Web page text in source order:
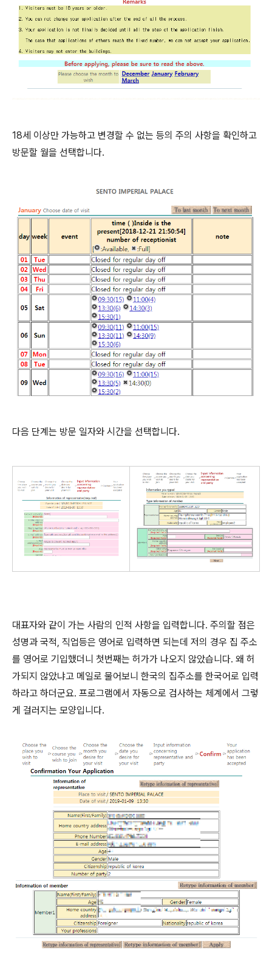
18세 이상만 가능하고 변경할 수 없는 등의 주의 사항을 확인하고
방문할 월을 선택합니다.
다음 단계는 방문 일자와 시간을 선택합니다.
대표자와 같이 가는 사람의 인적 사항을 입력합니다. 주의할 점은
성명과 국적, 직업등은 영어로 입력하면 되는데 저의 경우 집 주소
를 영어로 기입했더니 첫번째는 허가가 나오지 않았습니다. 왜 허
가되지 않았냐고 메일로 물어보니 한국의 집주소를 한국어로 입력
하라고 하더군요. 프로그램에서 자동으로 검사하는 체계에서 그렇
게 걸러지는 모양입니다.